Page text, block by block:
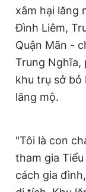
xâm hại lăng
Đình Liêm,
Quận Mãn -
Trung Nghĩa,
khu trụ sở bỏ
lăng mộ.
"Tôi là con
tham gia
cách gia